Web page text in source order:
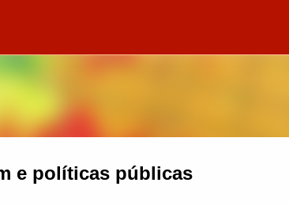
e políticas públicas